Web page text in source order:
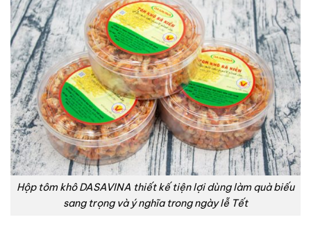
Hộp tôm khô DASAVINA thiết kế tiện lợi dùng làm quà biếu
sang trọng và ý nghĩa trong ngày lễ Tết